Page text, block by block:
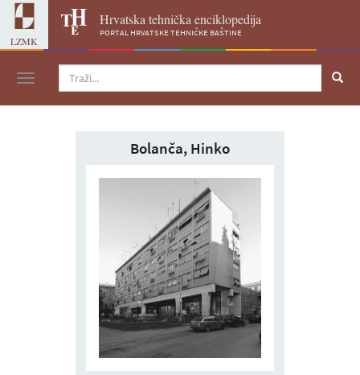
LZMK
Hrvatska tehnička enciklopedija
portal hrvatske tehničke baštine
Navigacija
Bolanča, Hinko